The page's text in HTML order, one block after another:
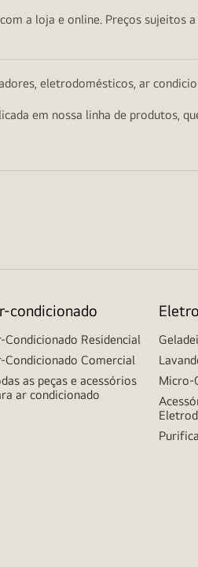
a loja e online. Preços
eletrodomésticos, ar
em nossa linha de produtos,
condicionado
Condicionado Residencial
Condicionado Comercial
as peças e acessórios
ar condicionado
Micro-